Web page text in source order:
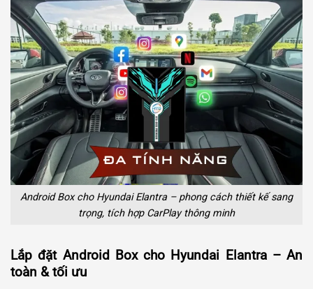
Android Box cho Hyundai Elantra – phong cách thiết kế sang
trọng, tích hợp CarPlay thông minh
Lắp đặt Android Box cho Hyundai Elantra – An
toàn & tối ưu